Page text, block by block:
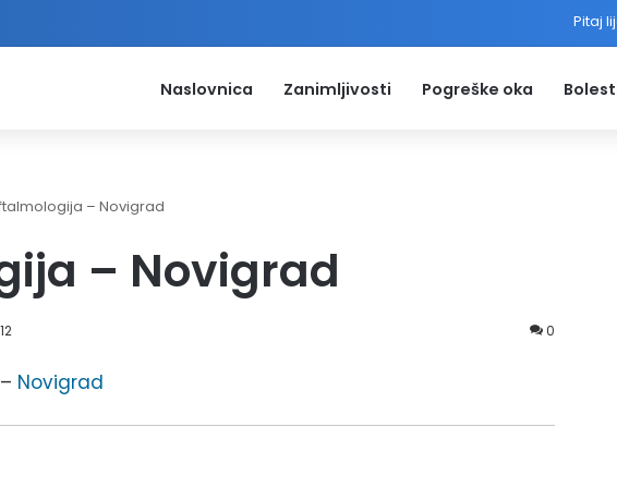
Pitaj
Naslovnica Zanimljivosti Pogreške oka
– Novigrad
– Novigrad
0
– Novigrad